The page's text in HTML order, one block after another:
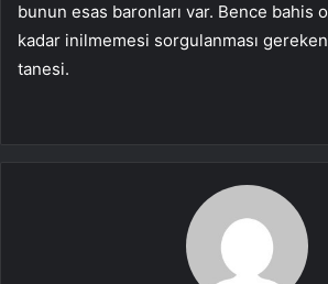
bunun esas baronları var. Bence bahis
kadar inilmemesi sorgulanması
tanesi.